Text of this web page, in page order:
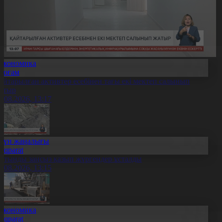
активтер есебінен тағы екі мектеп салынып
13:17
жаңалығы
заңсыз қазып жүргендер ұсталды
13:15